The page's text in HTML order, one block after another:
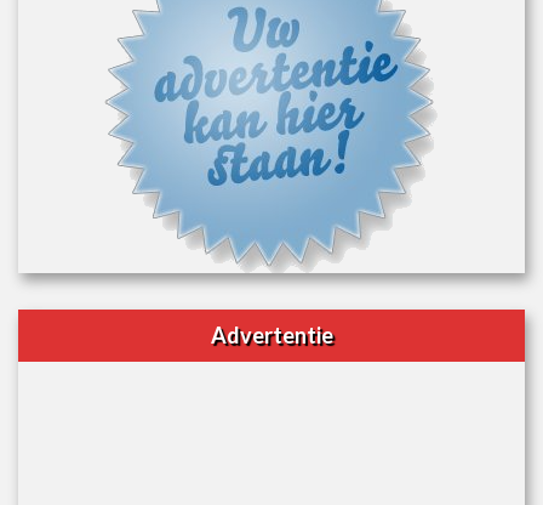
Advertentie